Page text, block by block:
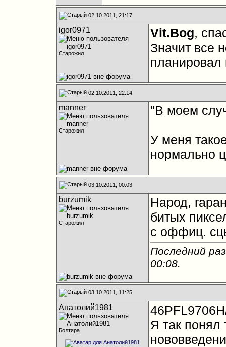
02.10.2011, 21:17
igor0971
Старожил
Vit.Bog,
Значит все
планировал
02.10.2011, 22:14
manner
Старожил
"В моем
У меня
нормально
03.10.2011, 00:03
burzumik
Старожил
Народ,
битых
с оффиц.
Последний
00:08.
03.10.2011, 11:25
Анатолий1981
Болтяра
Я так понял